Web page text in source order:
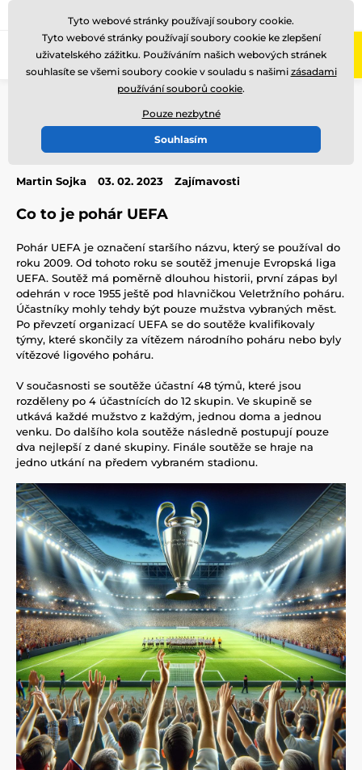
Zavolejte nám (Po-Pá 8-17)
Historie poháru UEFA
Martin Sojka 03. 02. 2023 Zajímavosti
Co to je pohár UEFA
Pohár UEFA je označení staršího názvu, který se používal do
roku 2009. Od tohoto roku se soutěž jmenuje Evropská liga
UEFA. Soutěž má poměrně dlouhou historii, první zápas byl
odehrán v roce 1955 ještě pod hlavničkou Veletržního poháru.
Účastníky mohly tehdy být pouze mužstva vybraných měst.
Po převzetí organizací UEFA se do soutěže kvalifikovaly
týmy, které skončily za vítězem národního poháru nebo byly
vítězové ligového poháru.
V současnosti se soutěže účastní 48 týmů, které jsou
rozděleny po 4 účastnících do 12 skupin. Ve skupině se
utkává každé mužstvo z každým, jednou doma a jednou
venku. Do dalšího kola soutěže následně postupují pouze
dva nejlepší z dané skupiny. Finále soutěže se hraje na
jedno utkání na předem vybraném stadionu.
Tyto webové stránky používají soubory cookie.
Tyto webové stránky používají soubory cookie ke zlepšení
uživatelského zážitku. Používáním našich webových stránek
souhlasíte se všemi soubory cookie v souladu s našimi zásadami
používání souborů cookie.
Pouze nezbytné
Souhlasím